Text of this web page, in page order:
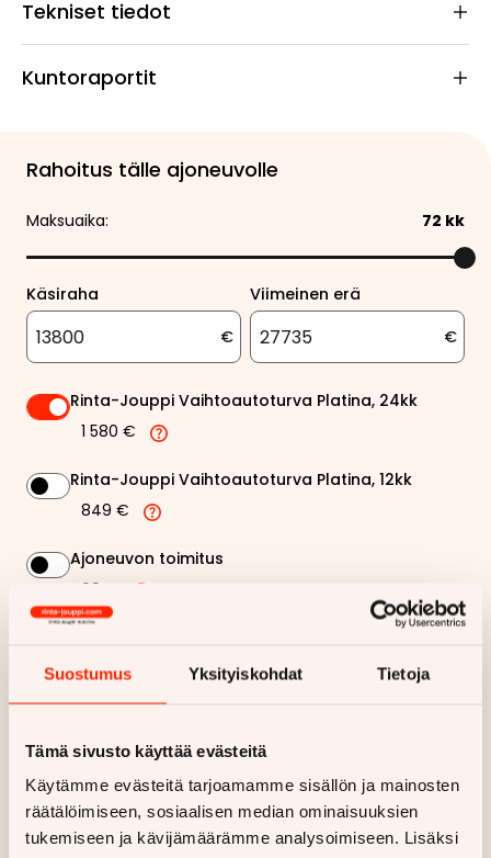
Suostumus Yksityiskohdat Tietoja
Tämä sivusto käyttää evästeitä
Käytämme evästeitä tarjoamamme sisällön ja mainosten
räätälöimiseen, sosiaalisen median ominaisuuksien
tukemiseen ja kävijämäärämme analysoimiseen. Lisäksi
Tekniset tiedot
Kuntoraportit
Rahoitus tälle ajoneuvolle
Maksuaika: 72 kk
Käsiraha
€
Viimeinen erä
€
Rinta-Jouppi Vaihtoautoturva Platina, 24kk
1 580 €
Rinta-Jouppi Vaihtoautoturva Platina, 12kk
849 €
Ajoneuvon toimitus
99 €
Kuukausierä 658,97 €
Näytähintaerittely
Haluan myös tarjouksen vakuutuksesta
Hae rahoitustarjous